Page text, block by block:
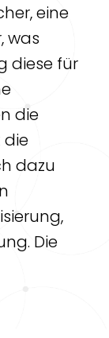
eine
was
diese für
die
die
dazu
Die